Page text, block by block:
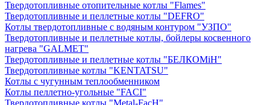
Твердотопливные отопительные котлы "Flames"
Твердотопливные и пеллетные котлы "DEFRO"
Котлы твердотопливные с водяным контуром "УЗПО"
Твердотопливные и пеллетные котлы, бойлеры косвенного
нагрева "GALMET"
Твердотопливные и пеллетные котлы "БЕЛКОМiН"
Твердотопливные котлы "KENTATSU"
Котлы с чугунным теплообменником
Котлы пеллетно-угольные "FACI"
Твердотопливные котлы "Metal-FacH"